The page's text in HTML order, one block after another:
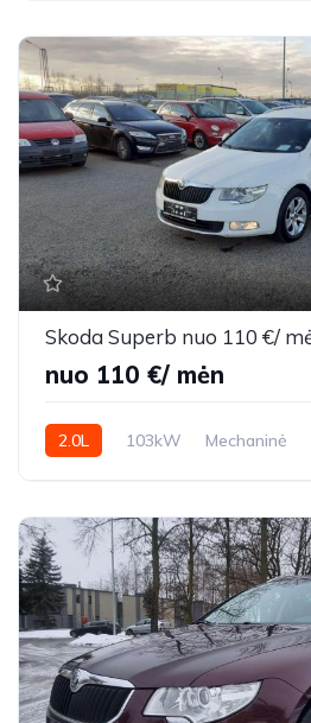
nuo 110 €/ mėn
2.0L 103kW Mechaninė